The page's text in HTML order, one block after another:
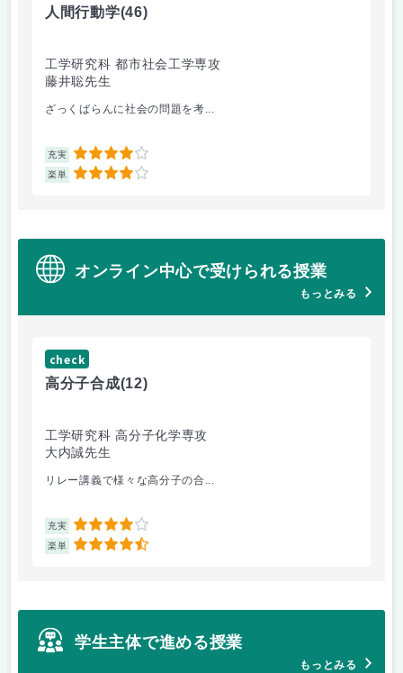
人間行動学(46)
工学研究科 都市社会工学専攻
藤井聡先生
ざっくばらんに社会の問題を考...
充実 4
楽単 4
オンライン中心で受けられる授業
もっとみる
check
高分子合成(12)
工学研究科 高分子化学専攻
大内誠先生
リレー講義で様々な高分子の合...
充実 4
楽単 4.5
学生主体で進める授業
もっとみる